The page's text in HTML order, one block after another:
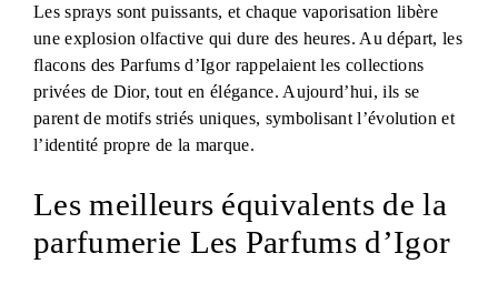
Les sprays sont puissants, et chaque vaporisation libère
une explosion olfactive qui dure des heures. Au départ, les
flacons des Parfums d’Igor rappelaient les collections
privées de Dior, tout en élégance. Aujourd’hui, ils se
parent de motifs striés uniques, symbolisant l’évolution et
l’identité propre de la marque.
Les meilleurs équivalents de la
parfumerie Les Parfums d’Igor